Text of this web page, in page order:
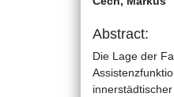
Abstract:
Die Lage der